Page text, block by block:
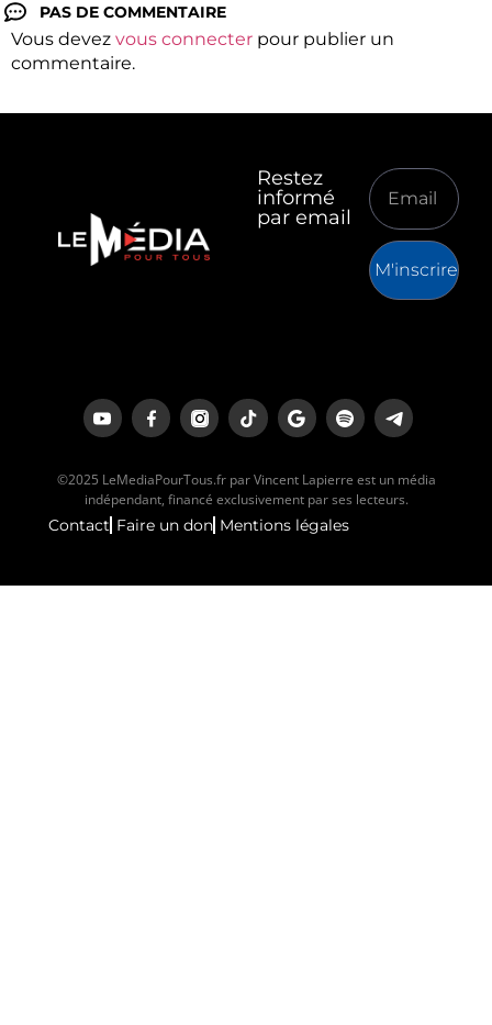
PAS DE COMMENTAIRE
Vous devez vous connecter pour publier un
commentaire.
Restez
informé
par email
M'inscrire
©2025 LeMediaPourTous.fr par Vincent Lapierre est un média
indépendant, financé exclusivement par ses lecteurs.
Contact Faire un don Mentions légales